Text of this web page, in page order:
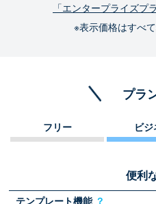
「エンタープライズプ
※表示価格はすべ
プラ
フリー ビ
便利
テンプレート機能 ？